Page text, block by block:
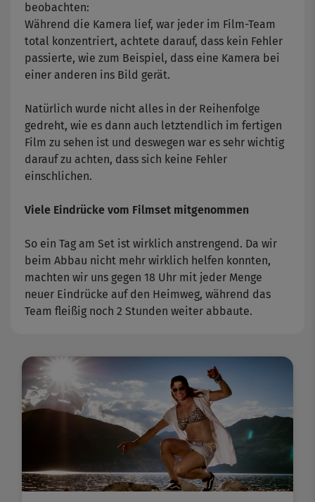
beobachten:
Während die Kamera lief, war jeder im Film-Team
total konzentriert, achtete darauf, dass kein Fehler
passierte, wie zum Beispiel, dass eine Kamera bei
einer anderen ins Bild gerät.
Natürlich wurde nicht alles in der Reihenfolge
gedreht, wie es dann auch letztendlich im fertigen
Film zu sehen ist und deswegen war es sehr wichtig
darauf zu achten, dass sich keine Fehler
einschlichen.
Viele Eindrücke vom Filmset mitgenommen
So ein Tag am Set ist wirklich anstrengend. Da wir
beim Abbau nicht mehr wirklich helfen konnten,
machten wir uns gegen 18 Uhr mit jeder Menge
neuer Eindrücke auf den Heimweg, während das
Team fleißig noch 2 Stunden weiter abbaute.